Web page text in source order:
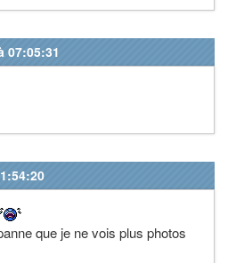
07:05:31
que je ne vois plus photos